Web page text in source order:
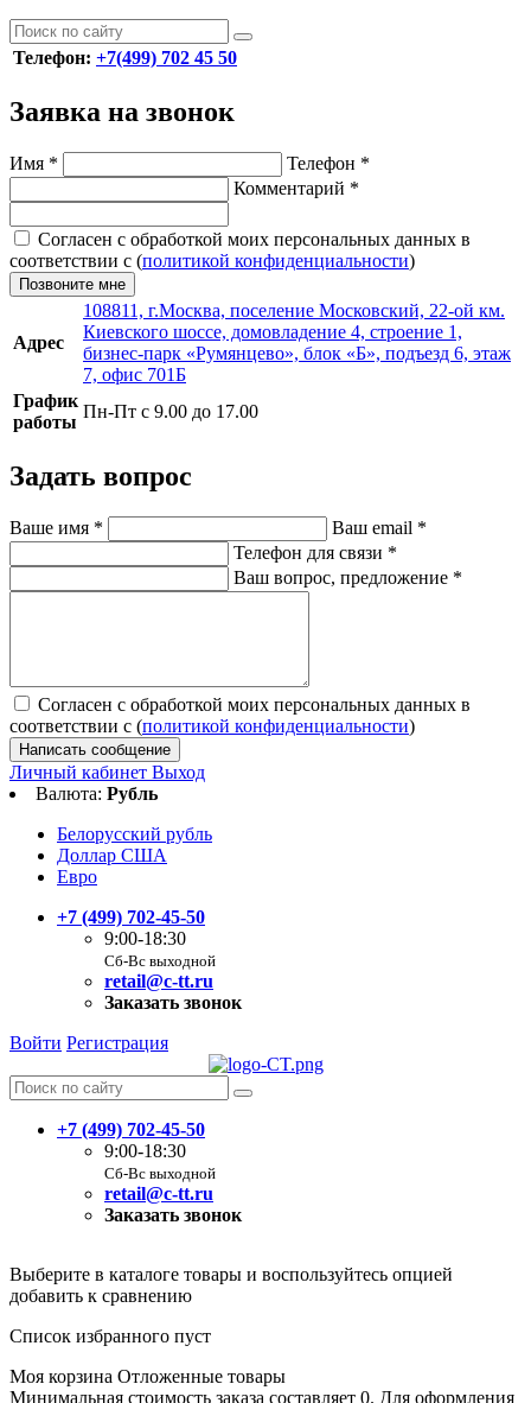
Телефон: +7(499) 702 45 50
Заявка на звонок
Имя * Телефон *
Комментарий *
Согласен с обработкой моих персональных данных в
соответствии с (политикой конфиденциальности)
Позвоните мне
Адрес
108811, г.Москва, поселение Московский, 22-ой км.
Киевского шоссе, домовладение 4, строение 1,
бизнес-парк «Румянцево», блок «Б», подъезд 6, этаж
7, офис 701Б
График
работы
Пн-Пт с 9.00 до 17.00
Задать вопрос
Ваше имя * Ваш email *
Телефон для связи *
Ваш вопрос, предложение *
Согласен с обработкой моих персональных данных в
соответствии с (политикой конфиденциальности)
Написать сообщение
Личный кабинет Выход
Валюта: Рубль
Белорусский рубль
Доллар США
Евро
+7 (499) 702-45-50
9:00-18:30
Сб-Вс выходной
retail@c-tt.ru
Заказать звонок
Войти Регистрация
+7 (499) 702-45-50
9:00-18:30
Сб-Вс выходной
retail@c-tt.ru
Заказать звонок
Выберите в каталоге товары и воспользуйтесь опцией
добавить к сравнению
Список избранного пуст
Моя корзина Отложенные товары
Минимальная стоимость заказа составляет 0. Для оформления